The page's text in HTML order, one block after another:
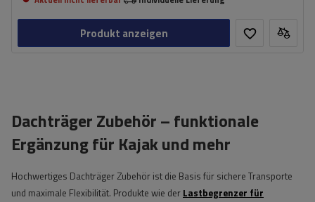
Produkt anzeigen
Dachträger Zubehör – funktionale
Ergänzung für Kajak und mehr
Hochwertiges Dachträger Zubehör ist die Basis für sichere Transporte
und maximale Flexibilität. Produkte wie der Lastbegrenzer für